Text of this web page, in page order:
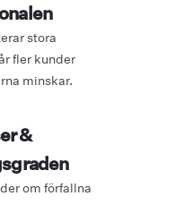
stora
fler kunder
minskar.
&
om förfallna